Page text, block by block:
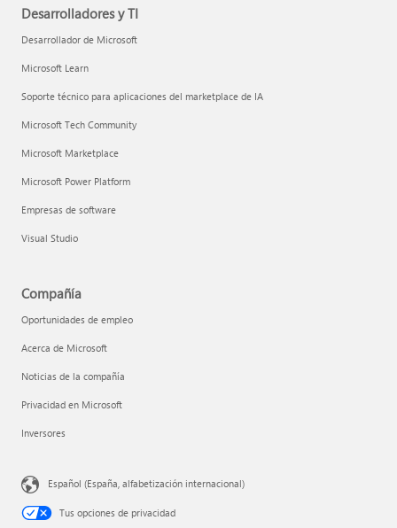
Desarrolladores y TI
Desarrollador de Microsoft
Microsoft Learn
Soporte técnico para aplicaciones del marketplace de IA
Microsoft Tech Community
Microsoft Marketplace
Microsoft Power Platform
Empresas de software
Visual Studio
Compañía
Oportunidades de empleo
Acerca de Microsoft
Noticias de la compañía
Privacidad en Microsoft
Inversores
Español (España, alfabetización internacional)
Tus opciones de privacidad